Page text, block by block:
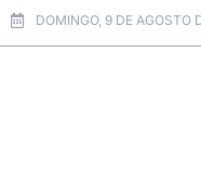
DOMINGO, 9 DE AGOSTO